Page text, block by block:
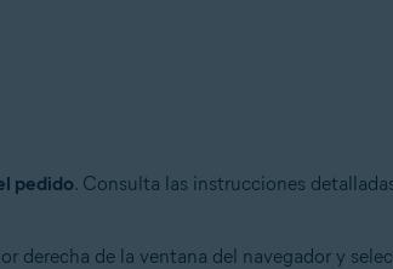
pedido. Consulta las instrucciones
derecha de la ventana del navegador y